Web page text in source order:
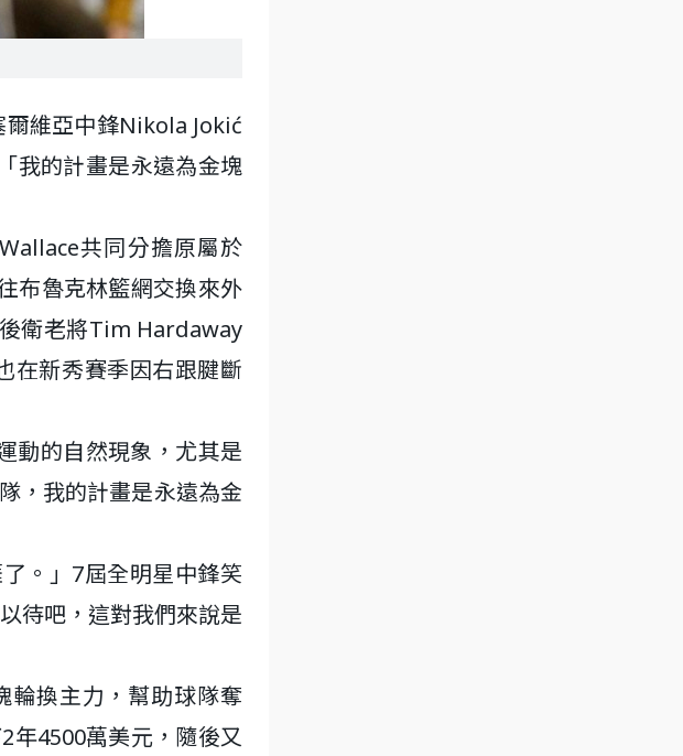
爾維亞中鋒Nikola Jokić
我的計畫是永遠為金塊
共同分擔原屬於
布魯克林籃網交換來外
衛老將Tim Hardaway
在新秀賽季因右跟腱斷
動的自然現象，尤其是
，我的計畫是永遠為金
。」7屆全明星中鋒笑
待吧，這對我們來說是
輪換主力，幫助球隊奪
年4500萬美元，隨後又